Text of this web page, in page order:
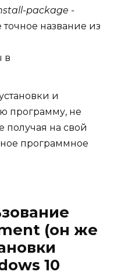
package -
точное название из
и
программу, не
получая на свой
программное
(он же
10